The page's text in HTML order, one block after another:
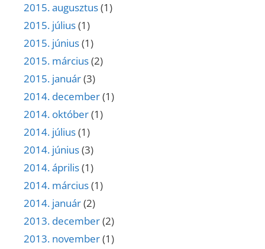
2015. augusztus(1)
2015. július(1)
2015. június(1)
2015. március(2)
2015. január(3)
2014. december(1)
2014. október(1)
2014. július(1)
2014. június(3)
2014. április(1)
2014. március(1)
2014. január(2)
2013. december(2)
2013. november(1)